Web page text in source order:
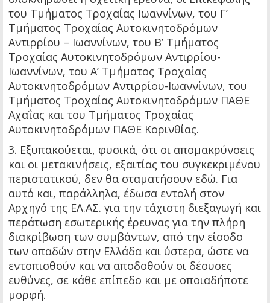
του Τμήματος Τροχαίας Ιωαννίνων, του Γ’
Τμήματος Τροχαίας Αυτοκινητοδρόμων
Αντιρρίου – Ιωαννίνων, του Β’ Τμήματος
Τροχαίας Αυτοκινητοδρόμων Αντιρρίου-
Ιωαννίνων, του Α’ Τμήματος Τροχαίας
Αυτοκινητοδρόμων Αντιρρίου-Ιωαννίνων, του
Τμήματος Τροχαίας Αυτοκινητοδρόμων ΠΑΘΕ
Αχαΐας και του Τμήματος Τροχαίας
Αυτοκινητοδρόμων ΠΑΘΕ Κορινθίας.
3. Εξυπακούεται, φυσικά, ότι οι απομακρύνσεις
και οι μετακινήσεις, εξαιτίας του συγκεκριμένου
περιστατικού, δεν θα σταματήσουν εδώ. Για
αυτό και, παράλληλα, έδωσα εντολή στον
Αρχηγό της ΕΛ.ΑΣ. για την τάχιστη διεξαγωγή και
περάτωση εσωτερικής έρευνας για την πλήρη
διακρίβωση των συμβάντων, από την είσοδο
των οπαδών στην Ελλάδα και ύστερα, ώστε να
εντοπισθούν και να αποδοθούν οι δέουσες
ευθύνες, σε κάθε επίπεδο και με οποιαδήποτε
μορφή.